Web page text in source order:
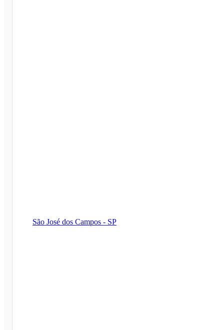
São José dos Campos - SP